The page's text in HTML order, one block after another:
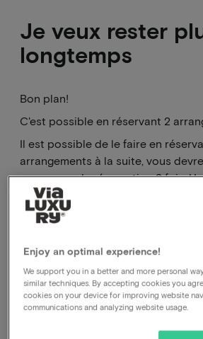
Comment puis-je annuler ma
Comment puis-je modifier la date
réservation ?
Je veux rester
longtemps
Bon plan!
C'est possible en réservant 2
Il est possible de le faire en
arrangements à la suite, vous
processus de réservation 2 fois.
pas être ajusté en termes de
Enjoy an optimal experience!
We support you in a better and more personal
similar techniques. By accepting cookies you
cookies on your device for improving website
communications and analyzing website usage.